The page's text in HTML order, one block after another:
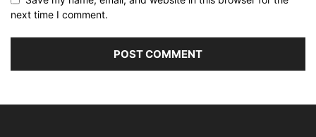
next time I comment.